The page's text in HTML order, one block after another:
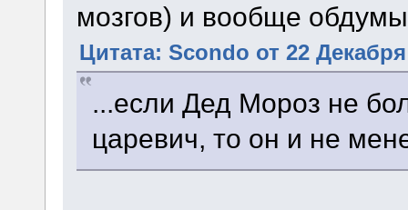
мозгов) и вообще
Цитата: Scondo от 22
...если Дед Мороз не
царевич, то он и не